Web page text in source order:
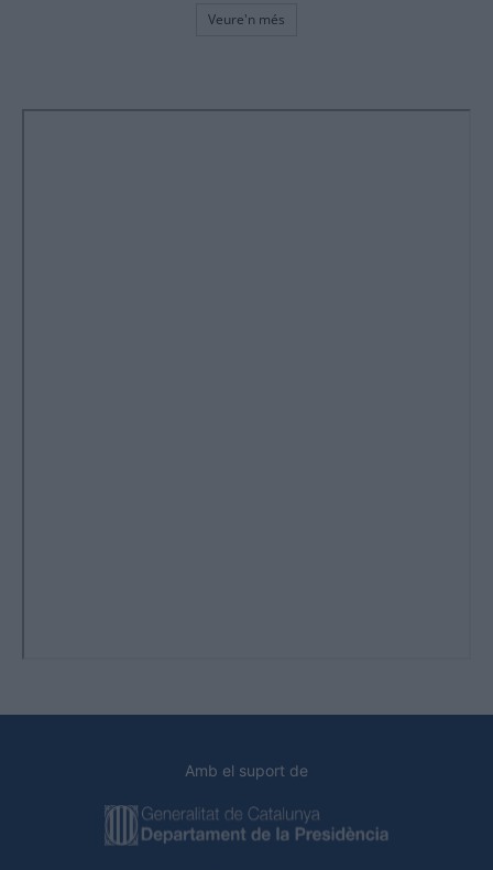
Veure'n més
Amb el suport de